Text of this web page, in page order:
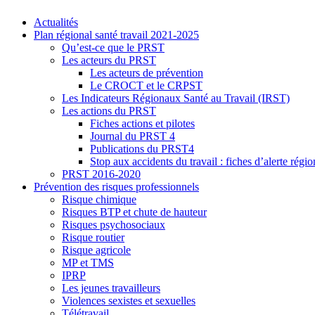
Actualités
Plan régional santé travail 2021-2025
Qu’est-ce que le PRST
Les acteurs du PRST
Les acteurs de prévention
Le CROCT et le CRPST
Les Indicateurs Régionaux Santé au Travail (IRST)
Les actions du PRST
Fiches actions et pilotes
Journal du PRST 4
Publications du PRST4
Stop aux accidents du travail : fiches d’alerte
PRST 2016-2020
Prévention des risques professionnels
Risque chimique
Risques BTP et chute de hauteur
Risques psychosociaux
Risque routier
Risque agricole
MP et TMS
IPRP
Les jeunes travailleurs
Violences sexistes et sexuelles